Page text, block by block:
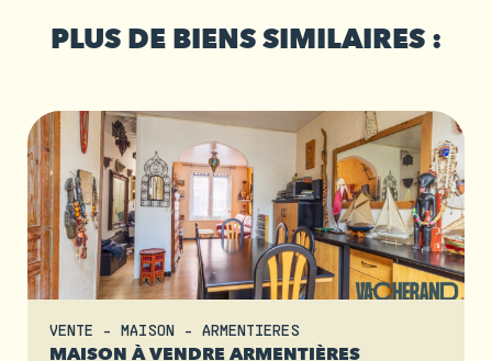
PLUS DE BIENS SIMILAIRES :
VENTE - MAISON - ARMENTIERES
MAISON À VENDRE ARMENTIÈRES